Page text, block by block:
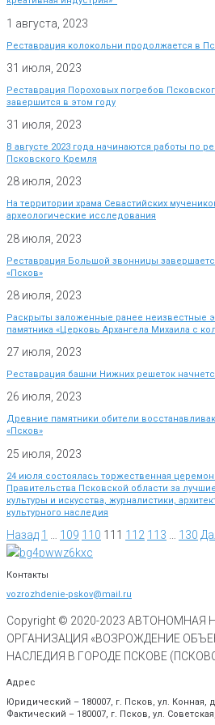
1 августа, 2023
Реставрация колокольни продолжается в
31 июля, 2023
Реставрация Пороховых погребов
завершится в этом году
31 июля, 2023
В августе 2023 года начинаются работы по
Псковского Кремля
28 июля, 2023
На территории храма Севастийских
археологические исследования
28 июля, 2023
Реставрация Большой звонницы
«Псков»
28 июля, 2023
Раскрыты заложенные ранее неизвестные
памятника «Церковь Архангела Михаила с
27 июля, 2023
Реставрация башни Нижних решеток
26 июля, 2023
Древние памятники обители
«Псков»
25 июля, 2023
24 июля состоялась торжественная
Правительства Псковской области за
культуры и искусства, журналистики,
культурного наследия
Назад 1 109 110 111 112 113 130
Контакты
vozrozhdenie-pskov@mail.ru
Copyright © 2020-2023 АВТОНОМНАЯ
ОРГАНИЗАЦИЯ «ВОЗРОЖДЕНИЕ
НАСЛЕДИЯ В ГОРОДЕ ПСКОВЕ
Адрес
Юридический – 180007, г. Псков, ул. Конная,
Фактический – 180007, г. Псков, ул.